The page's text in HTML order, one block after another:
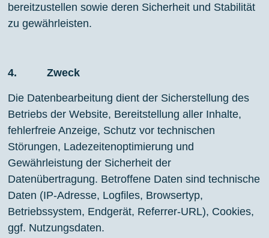
bereitzustellen sowie deren Sicherheit und Stabilität
zu gewährleisten.
4. Zweck
Die Datenbearbeitung dient der Sicherstellung des
Betriebs der Website, Bereitstellung aller Inhalte,
fehlerfreie Anzeige, Schutz vor technischen
Störungen, Ladezeitenoptimierung und
Gewährleistung der Sicherheit der
Datenübertragung. Betroffene Daten sind technische
Daten (IP-Adresse, Logfiles, Browsertyp,
Betriebssystem, Endgerät, Referrer-URL), Cookies,
ggf. Nutzungsdaten.